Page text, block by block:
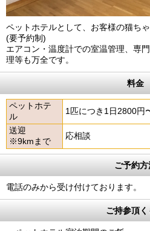
ペットホテルとして、お客様の猫ち
(要予約制)
エアコン・温度計での室温管理、専
理等も万全です。
料金
ペットホテ
ル
1匹につき1日2800円
送迎
※9kmまで
応相談
ご予約方
電話のみから受け付けております。
ご持参頂